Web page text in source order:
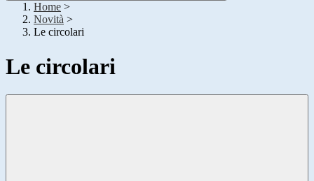
Home >
Novità >
Le circolari
Le circolari